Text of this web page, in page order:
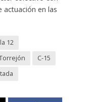
actuación en las
12
C-15